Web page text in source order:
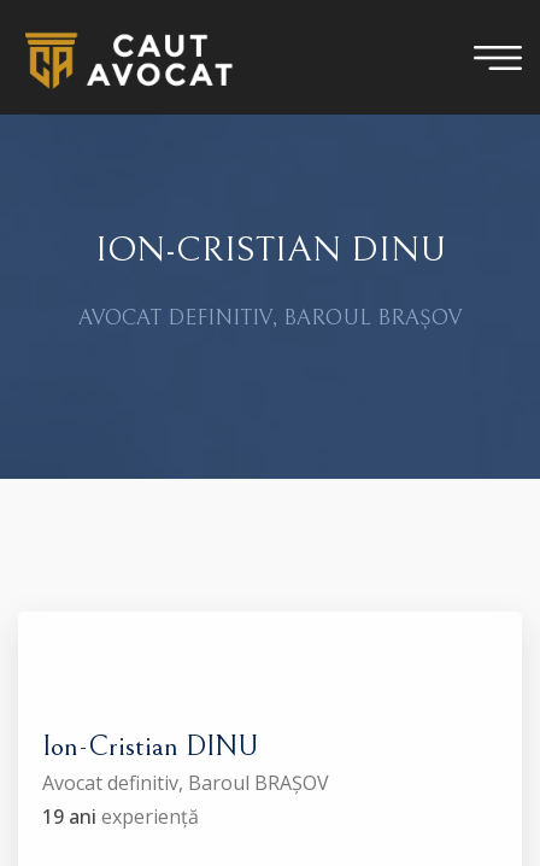
ION-CRISTIAN DINU
AVOCAT DEFINITIV, BAROUL BRAȘOV
Ion-Cristian DINU
Avocat definitiv, Baroul BRAȘOV
19 ani experiență